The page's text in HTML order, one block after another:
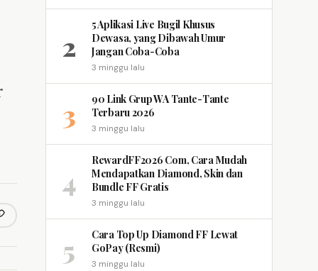
link
2
5 Aplikasi Live Bugil Khusus
Dewasa, yang Dibawah Umur
Jangan Coba-Coba
3 minggu lalu
3
90 Link Grup WA Tante-Tante
Terbaru 2026
3 minggu lalu
4
RewardFF2026 Com, Cara Mudah
Mendapatkan Diamond, Skin dan
Bundle FF Gratis
3 minggu lalu
5
Cara Top Up Diamond FF Lewat
GoPay (Resmi)
3 minggu lalu